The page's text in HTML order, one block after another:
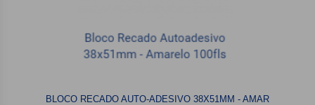
BLOCO RECADO AUTO-ADESIVO 38X51MM - AMAR